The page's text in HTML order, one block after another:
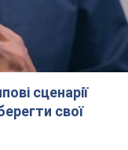
сценарії
свої